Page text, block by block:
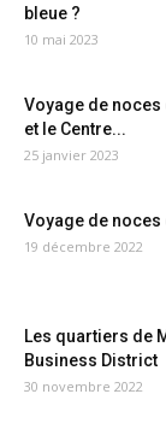
bleue ?
10 mai 2023
Voyage de
et le Centre...
25 janvier 2023
Voyage de
19 décembre 2022
Les quartiers de
Business District
30 novembre 2022